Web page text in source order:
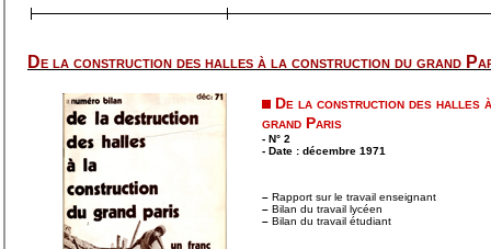
De la construction des halles à la construction du grand
De la construction des halles
grand Paris
- N° 2
- Date : décembre 1971
– Rapport sur le travail enseignant
– Bilan du travail lycéen
– Bilan du travail étudiant